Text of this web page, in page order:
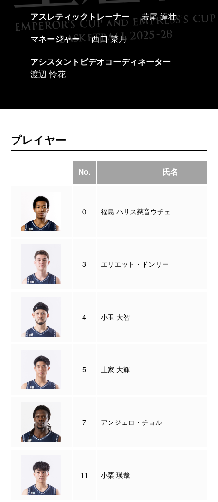
アスレティックトレーナー
若尾 達壮
マネージャー
西口 菜月
アシスタントビデオコーディネーター
渡辺 怜花
プレイヤー
No. 氏名
０ 福島 ハリス慈音ウチェ
3 エリエット・ドンリー
4 小玉 大智
5 土家 大輝
7 アンジェロ・チョル
11 小栗 瑛哉